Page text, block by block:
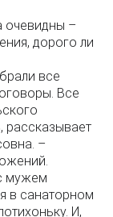
очевидны –
дорого ли
все
Все
рассказывает
–
мужем
в санаторном
И,